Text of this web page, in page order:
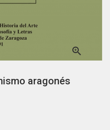

aragonés